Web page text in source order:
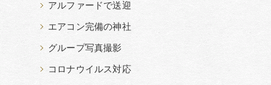
アルファードで送迎
エアコン完備の神社
グループ写真撮影
コロナウイルス対応